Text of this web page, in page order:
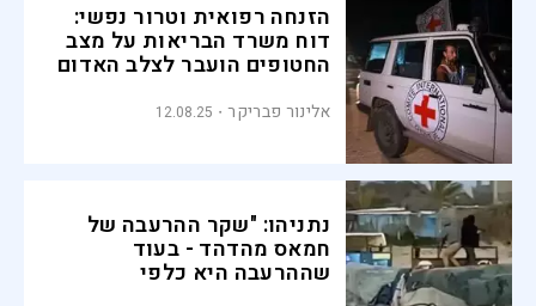
הזנחה רפואית וטרור נפשי:
דוח משרד הבריאות על מצב
החטופים הועבר לצלב האדום
אלינור פבריקר 12.08.25
נתניהו: "שקר ההרעבה של
חמאס מהדהד - בעוד
שההרעבה היא כלפי